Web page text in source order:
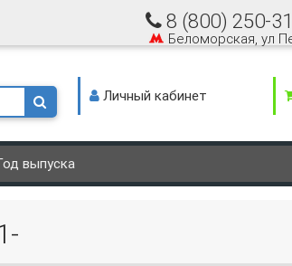
8 (800) 250-
Беломорская, ул
Личный кабинет